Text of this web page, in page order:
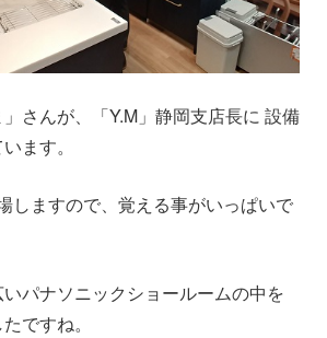
さんが、「Y.M」静岡支店長に 設備
ます。
しますので、覚える事がいっぱいで
いパナソニックショールームの中を
ですね。